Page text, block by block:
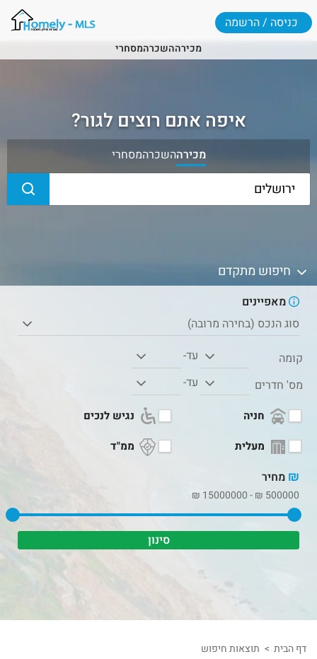
מכירההשכרהמסחרי
כניסה / הרשמה
איפה אתם רוצים לגור?
מכירההשכרהמסחרי
חיפוש מתקדם
מאפיינים
סוג הנכס (בחירה מרובה)
קומה
עד-
מס' חדרים
עד-
חניה
נגיש לנכים
מעלית
ממ"ד
₪ מחיר
500000
₪
-
15000000
₪
דף הבית תוצאות חיפוש